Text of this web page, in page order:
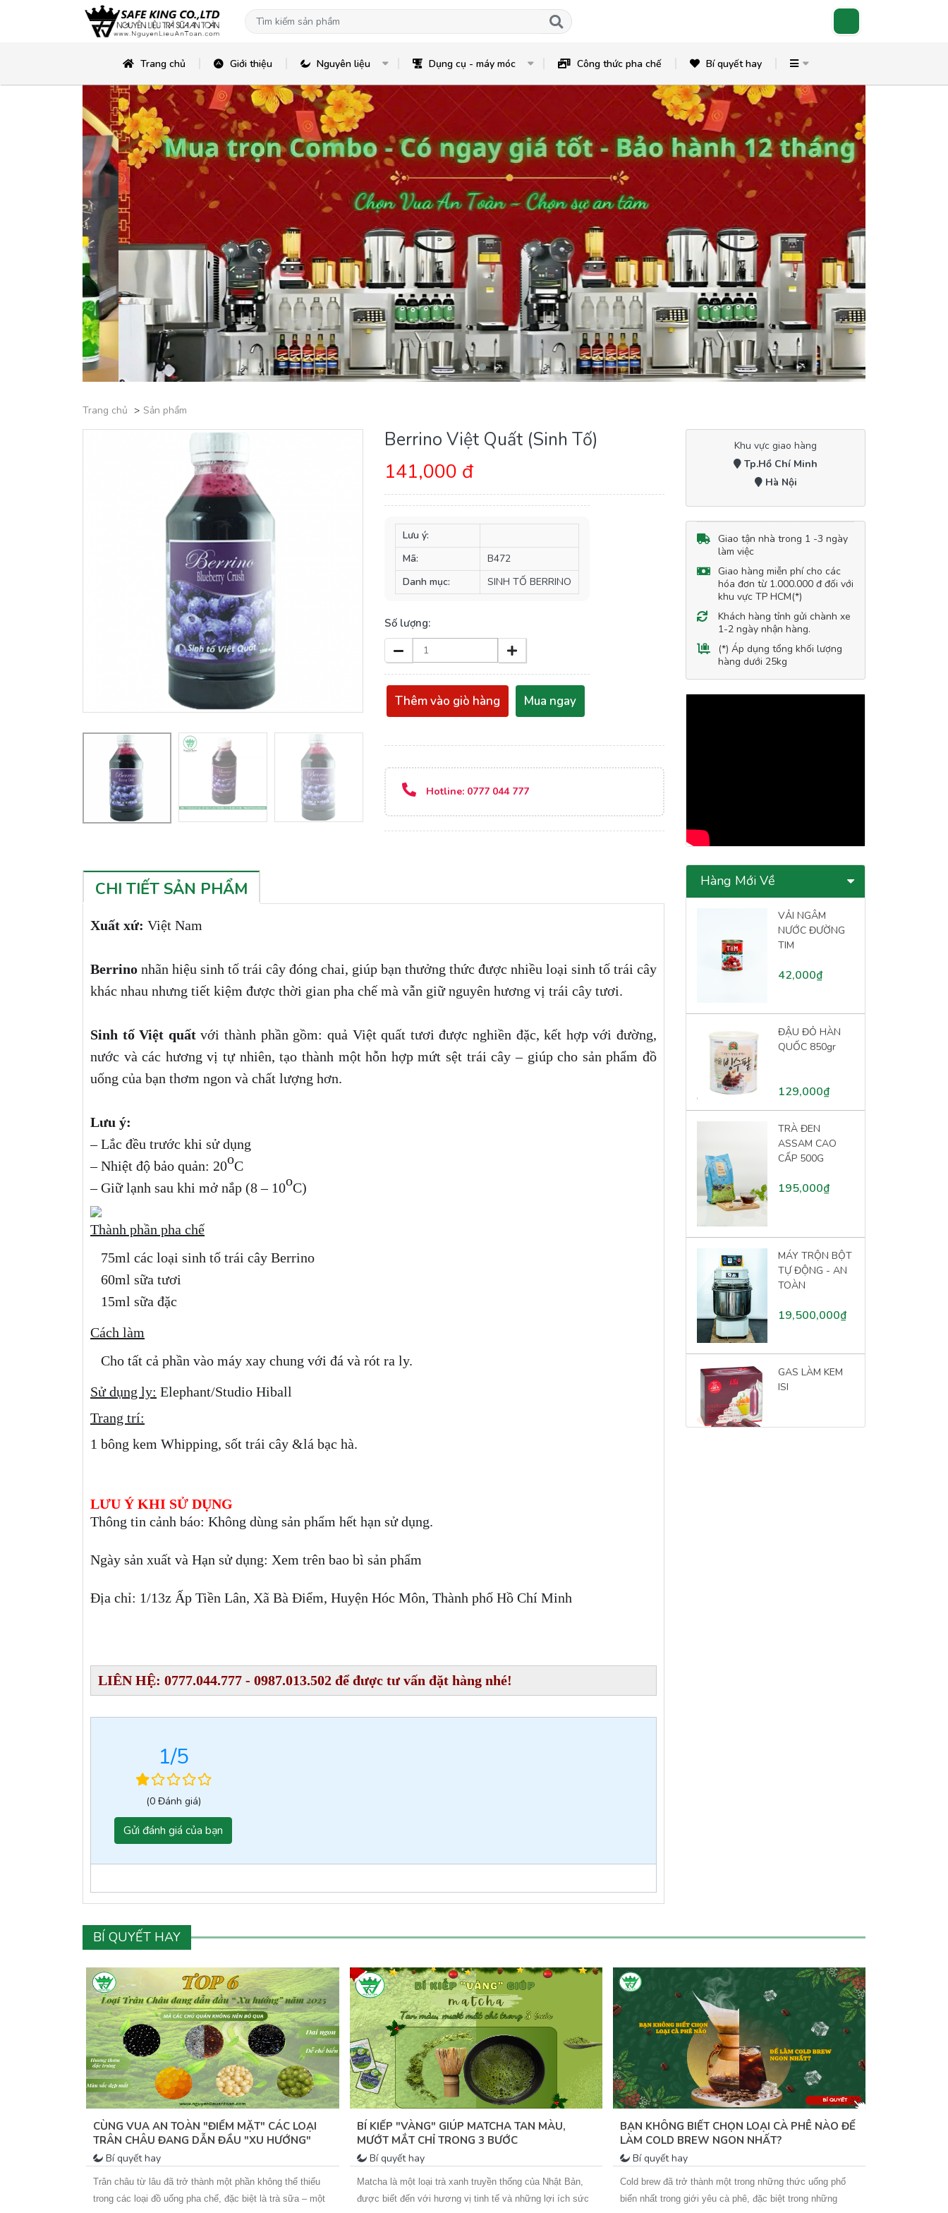
Trang chủ Giới thiệu Nguyên liệu Dụng cụ - máy móc Công thức pha chế Bí quyết hay
Trang chủ Sản phẩm
Berrino Việt Quất (Sinh Tố)
141,000 đ
Lưu ý:
Mã:
B472
Danh mục:
SINH TỐ BERRINO
Số lượng:
Thêm vào giò hàng Mua ngay
Hotline: 0777 044 777
CHI TIẾT SẢN PHẨM
Xuất xứ: Việt Nam
Berrino nhãn hiệu sinh tố trái cây đóng chai, giúp bạn thưởng thức được nhiều loại sinh tố trái cây
khác nhau nhưng tiết kiệm được thời gian pha chế mà vẫn giữ nguyên hương vị trái cây tươi.
Sinh tố Việt quấtvới thành phần gồm: quả Việt quất tươi được nghiền đặc, kết hợp với đường,
nước và các hương vị tự nhiên, tạo thành một hỗn hợp mứt sệt trái cây – giúp cho sản phẩm đồ
uống của bạn thơm ngon và chất lượng hơn.
Lưu ý:
– Lắc đều trước khi sử dụng
– Nhiệt độ bảo quản: 20oC
– Giữ lạnh sau khi mở nắp (8 – 10oC)
Thành phần pha chế
75ml các loại sinh tố trái cây Berrino
60ml sữa tươi
15ml sữa đặc
Cách làm
Cho tất cả phần vào máy xay chung với đá và rót ra ly.
Sử dụng ly: Elephant/Studio Hiball
Trang trí:
1 bông kem Whipping, sốt trái cây &lá bạc hà.
LƯU Ý KHI SỬ DỤNG
Thông tin cảnh báo: Không dùng sản phẩm hết hạn sử dụng.
Ngày sản xuất và Hạn sử dụng: Xem trên bao bì sản phẩm
Địa chỉ: 1/13z Ấp Tiền Lân, Xã Bà Điểm, Huyện Hóc Môn, Thành phố Hồ Chí Minh
LIÊN HỆ: 0777.044.777 - 0987.013.502 để được tư vấn đặt hàng nhé!
1/5
(0 Đánh giá)
Gửi đánh giá của bạn
Khu vực giao hàng
Tp.Hồ Chí Minh
Hà Nội
Giao tận nhà trong 1 -3 ngày
làm việc
Giao hàng miễn phí cho các
hóa đơn từ 1.000.000 đ đối với
khu vực TP HCM(*)
Khách hàng tỉnh gửi chành xe
1-2 ngày nhận hàng.
(*) Áp dụng tổng khối lượng
hàng dưới 25kg
Hàng Mới Về
VẢI NGÂM
NƯỚC ĐƯỜNG
TIM
42,000₫
ĐẬU ĐỎ HÀN
QUỐC 850gr
129,000₫
TRÀ ĐEN
ASSAM CAO
CẤP 500G
195,000₫
MÁY TRỘN BỘT
TỰ ĐỘNG - AN
TOÀN
19,500,000₫
GAS LÀM KEM
ISI
152,000₫
BÍ QUYẾT HAY
CÙNG VUA AN TOÀN "ĐIỂM MẶT" CÁC LOẠI
TRÂN CHÂU ĐANG DẪN ĐẦU "XU HƯỚNG"
PHA CHẾ NĂM 2025
Bí quyết hay
Trân châu từ lâu đã trở thành một phần không thể thiếu
trong các loại đồ uống pha chế, đặc biệt là trà sữa – một
BÍ KIẾP "VÀNG" GIÚP MATCHA TAN MÀU,
MƯỚT MẮT CHỈ TRONG 3 BƯỚC
Bí quyết hay
Matcha là một loại trà xanh truyền thống của Nhật Bản,
được biết đến với hương vị tinh tế và những lợi ích sức
BẠN KHÔNG BIẾT CHỌN LOẠI CÀ PHÊ NÀO ĐỂ
LÀM COLD BREW NGON NHẤT?
Bí quyết hay
Cold brew đã trở thành một trong những thức uống phổ
biến nhất trong giới yêu cà phê, đặc biệt trong những